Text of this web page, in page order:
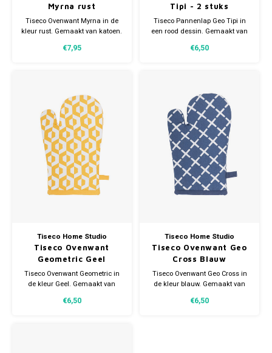
Myrna rust
Tiseco Ovenwant Myrna in de
kleur rust. Gemaakt van katoen.
Afmeting 18x28cm.
€7,95
Tipi - 2 stuks
Tiseco Pannenlap Geo Tipi in
een rood dessin. Gemaakt van
handig lusje. Afmeting 20x20
€6,50
Tiseco Home Studio
Tiseco Ovenwant
Geometric Geel
Tiseco Ovenwant Geometric in
de kleur Geel. Gemaakt van
handig lusje. Afmeting
€6,50
Tiseco Home Studio
Tiseco Ovenwant Geo
Cross Blauw
Tiseco Ovenwant Geo Cross in
de kleur blauw. Gemaakt van
handig lusje. Afmeting
€6,50